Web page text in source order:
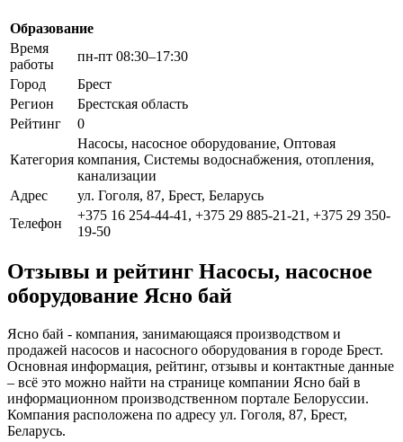
Образование
Время
работы
пн-пт 08:30–17:30
Город
Брест
Регион
Брестская область
Рейтинг
0
Категория
Насосы, насосное оборудование, Оптовая
компания, Системы водоснабжения, отопления,
канализации
Адрес
ул. Гоголя, 87, Брест, Беларусь
Телефон
+375 16 254-44-41, +375 29 885-21-21, +375 29 350-
19-50
Отзывы и рейтинг Насосы, насосное
оборудование Ясно бай
Ясно бай - компания, занимающаяся производством и
продажей насосов и насосного оборудования в городе Брест.
Основная информация, рейтинг, отзывы и контактные данные
– всё это можно найти на странице компании Ясно бай в
информационном производственном портале Белоруссии.
Компания расположена по адресу ул. Гоголя, 87, Брест,
Беларусь.